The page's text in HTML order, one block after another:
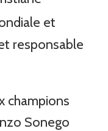
et
responsable
champions
Sonego